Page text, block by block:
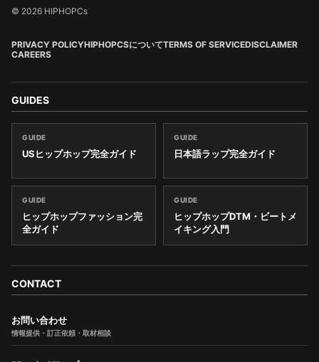
© 2026 HIPHOPCs
PRIVACY POLICYHIPHOPCSについてTERMS OF SERVICEDISCLAIMER
CAREERS
GUIDES
GUIDE
USヒップホップ完全ガイド
GUIDE
日本語ラップ完全ガイド
GUIDE
ヒップホップファッション完
全ガイド
GUIDE
ヒップホップDTM・ビートメ
イキング入門
CONTACT
お問い合わせ
情報提供・訂正依頼・取材相談